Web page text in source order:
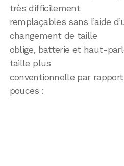
très difficilement
remplaçables sans l’aide
changement de taille
oblige, batterie et haut-
taille plus
conventionnelle par
pouces :